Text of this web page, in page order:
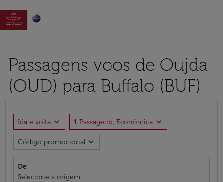

Passagens voos de Oujda
(OUD) para Buffalo (BUF)
Ida e volta expand_more 1 Passageiro, Econômica expand_more
Código promocional expand_more
De
Selecione a origem